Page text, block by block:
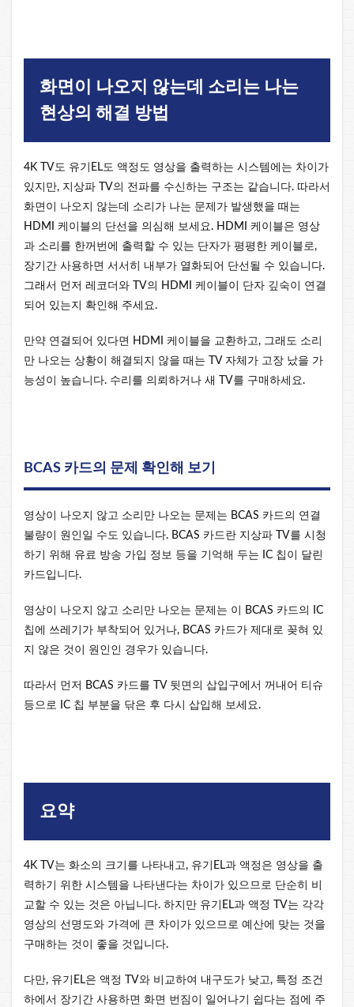
화면이 나오지 않는데 소리는 나는
현상의 해결 방법
4K TV도 유기EL도 액정도 영상을 출력하는 시스템에는 차이가
있지만, 지상파 TV의 전파를 수신하는 구조는 같습니다. 따라서
화면이 나오지 않는데 소리가 나는 문제가 발생했을 때는
HDMI 케이블의 단선을 의심해 보세요. HDMI 케이블은 영상
과 소리를 한꺼번에 출력할 수 있는 단자가 평평한 케이블로,
장기간 사용하면 서서히 내부가 열화되어 단선될 수 있습니다.
그래서 먼저 레코더와 TV의 HDMI 케이블이 단자 깊숙이 연결
되어 있는지 확인해 주세요.
만약 연결되어 있다면 HDMI 케이블을 교환하고, 그래도 소리
만 나오는 상황이 해결되지 않을 때는 TV 자체가 고장 났을 가
능성이 높습니다. 수리를 의뢰하거나 새 TV를 구매하세요.
BCAS 카드의 문제 확인해 보기
영상이 나오지 않고 소리만 나오는 문제는 BCAS 카드의 연결
불량이 원인일 수도 있습니다. BCAS 카드란 지상파 TV를 시청
하기 위해 유료 방송 가입 정보 등을 기억해 두는 IC 칩이 달린
카드입니다.
영상이 나오지 않고 소리만 나오는 문제는 이 BCAS 카드의 IC
칩에 쓰레기가 부착되어 있거나, BCAS 카드가 제대로 꽂혀 있
지 않은 것이 원인인 경우가 있습니다.
따라서 먼저 BCAS 카드를 TV 뒷면의 삽입구에서 꺼내어 티슈
등으로 IC 칩 부분을 닦은 후 다시 삽입해 보세요.
요약
4K TV는 화소의 크기를 나타내고, 유기EL과 액정은 영상을 출
력하기 위한 시스템을 나타낸다는 차이가 있으므로 단순히 비
교할 수 있는 것은 아닙니다. 하지만 유기EL과 액정 TV는 각각
영상의 선명도와 가격에 큰 차이가 있으므로 예산에 맞는 것을
구매하는 것이 좋을 것입니다.
다만, 유기EL은 액정 TV와 비교하여 내구도가 낮고, 특정 조건
하에서 장기간 사용하면 화면 번짐이 일어나기 쉽다는 점에 주